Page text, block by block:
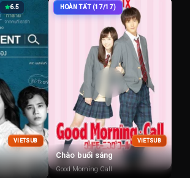
6.5
VIETSUB
HOÀN TẤT (17/17)
VIETSUB
Chào buổi sáng
Good Morning Call